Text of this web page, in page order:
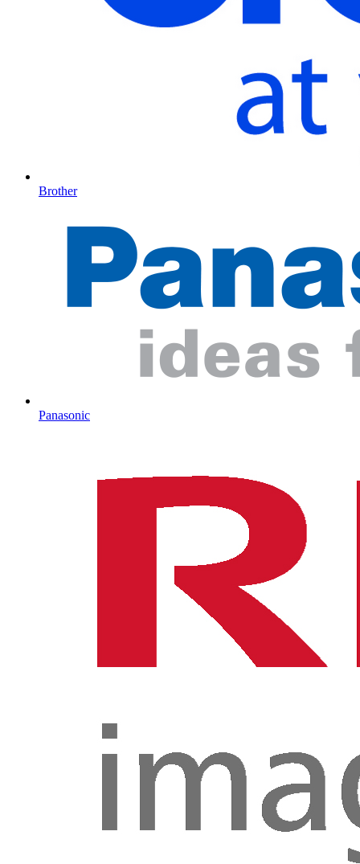
Brother
Panasonic